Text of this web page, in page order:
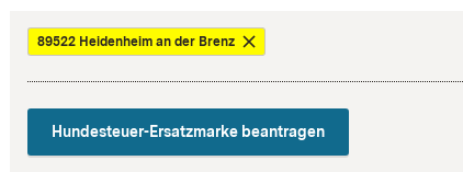
89522 Heidenheim an der Brenz
Hundesteuer-Ersatzmarke beantragen